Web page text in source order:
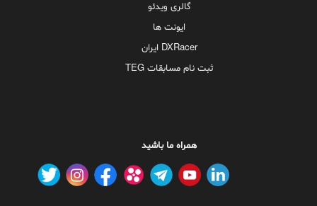
گالری ویدئو
ایونت ها
DXRacer ایران
ثبت نام مسابقات TEG
همراه ما باشید